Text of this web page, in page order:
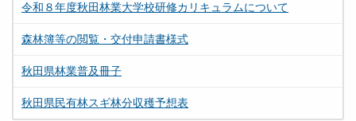
令和８年度秋田林業大学校研修カリキュラムについて
森林簿等の閲覧・交付申請書様式
秋田県林業普及冊子
秋田県民有林スギ林分収穫予想表